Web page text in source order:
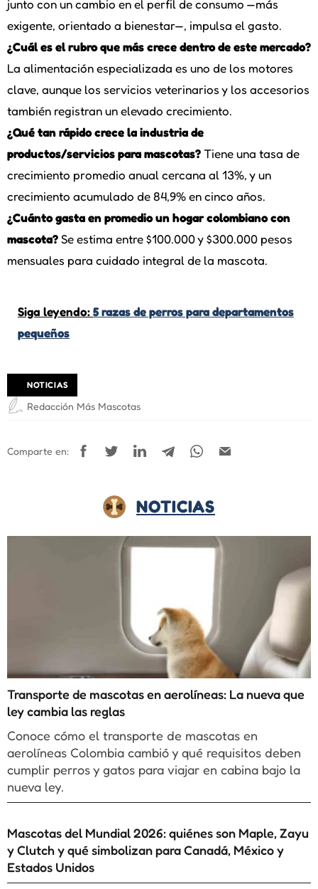
junto con un cambio en el perfil de consumo —más
exigente, orientado a bienestar—, impulsa el gasto.
¿Cuál es el rubro que más crece dentro de este mercado?
La alimentación especializada es uno de los motores
clave, aunque los servicios veterinarios y los accesorios
también registran un elevado crecimiento.
¿Qué tan rápido crece la industria de
productos/servicios para mascotas?Tiene una tasa de
crecimiento promedio anual cercana al 13%, y un
crecimiento acumulado de 84,9% en cinco años.
¿Cuánto gasta en promedio un hogar colombiano con
mascota?Se estima entre $100.000 y $300.000 pesos
mensuales para cuidado integral de la mascota.
Siga leyendo:5 razas de perros para departamentos
pequeños
NOTICIAS
Redacción Más Mascotas
Comparte en:
NOTICIAS
Transporte de mascotas en aerolíneas: La nueva que
ley cambia las reglas
Conoce cómo el transporte de mascotas en
aerolíneas Colombia cambió y qué requisitos deben
cumplir perros y gatos para viajar en cabina bajo la
nueva ley.
Mascotas del Mundial 2026: quiénes son Maple, Zayu
y Clutch y qué simbolizan para Canadá, México y
Estados Unidos